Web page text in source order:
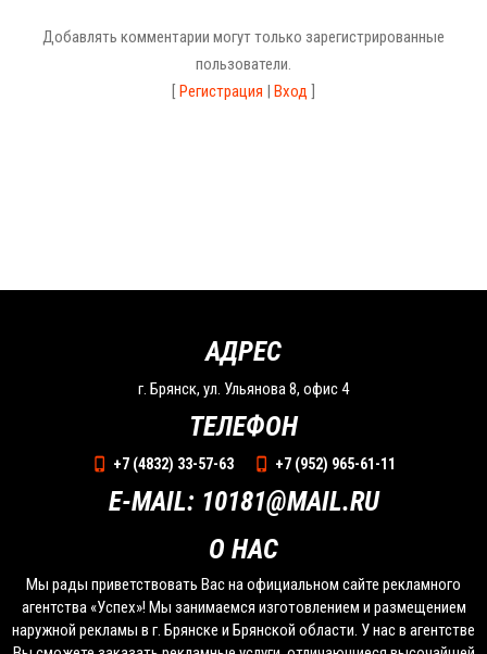
Добавлять комментарии могут только зарегистрированные
пользователи.
[Регистрация | Вход ]
О НАС
Мы рады приветствовать Вас на официальном сайте рекламного
агентства «Успех»! Мы занимаемся изготовлением и размещением
наружной рекламы в г. Брянске и Брянской области. У нас в агентстве
АДРЕС
г. Брянск, ул. Ульянова 8, офис 4
ТЕЛЕФОН
+7 (4832) 33-57-63 +7 (952) 965-61-11
E-MAIL: 10181@MAIL.RU